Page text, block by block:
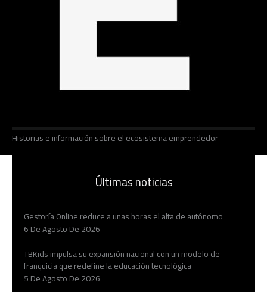
Historias e información sobre el ecosistema emprendedor
Últimas noticias
Gestoría Online reduce a unas horas el alta de autónomo
6 De Agosto De 2026
TBKids impulsa su expansión nacional con un modelo de
franquicia que redefine la educación tecnológica
5 De Agosto De 2026